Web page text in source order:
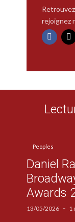
rejoignez
Peoples
Daniel
Awards
13/05/2026 1